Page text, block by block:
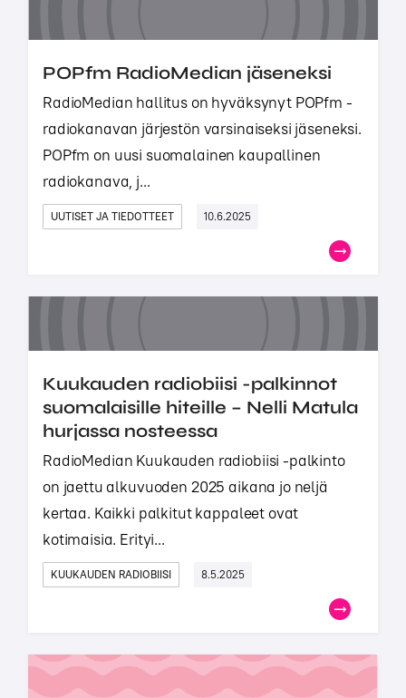
POPfm RadioMedian jäseneksi
RadioMedian hallitus on hyväksynyt POPfm -
radiokanavan järjestön varsinaiseksi jäseneksi.
POPfm on uusi suomalainen kaupallinen
radiokanava, j...
UUTISET JA TIEDOTTEET 10.6.2025
Kuukauden radiobiisi -palkinnot
suomalaisille hiteille – Nelli Matula
hurjassa nosteessa
RadioMedian Kuukauden radiobiisi -palkinto
on jaettu alkuvuoden 2025 aikana jo neljä
kertaa. Kaikki palkitut kappaleet ovat
kotimaisia. Erityi...
KUUKAUDEN RADIOBIISI 8.5.2025